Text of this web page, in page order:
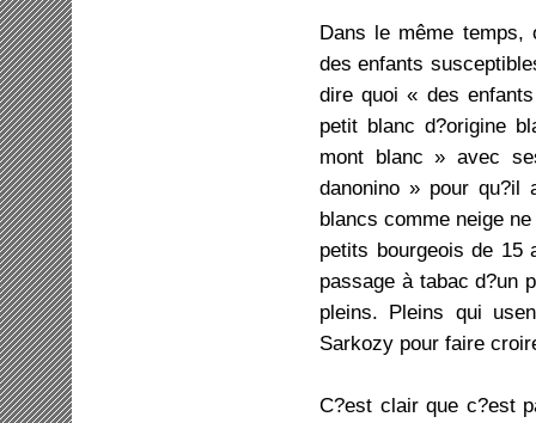
Dans le même temps,
des enfants
dire quoi « des
petit blanc d?origine
mont blanc » avec
danonino » pour
blancs comme neige
petits bourgeois de 15
passage à tabac d?un
pleins. Pleins qui
Sarkozy pour faire
C?est clair que c?est